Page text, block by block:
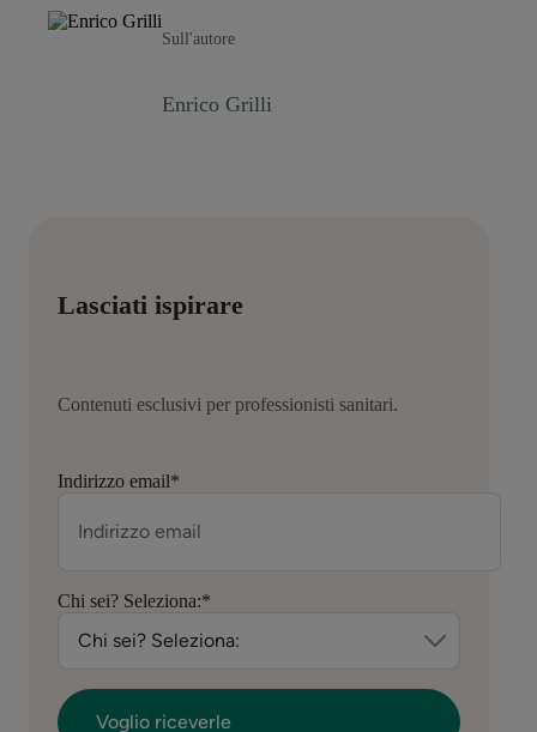
Sull'autore
Enrico Grilli
Lasciati ispirare
Contenuti esclusivi per professionisti sanitari.
Indirizzo email*
Chi sei? Seleziona:*